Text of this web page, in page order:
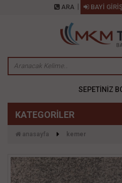
ARA BAYİ
SEPETİNİZ
anasayfa kemer